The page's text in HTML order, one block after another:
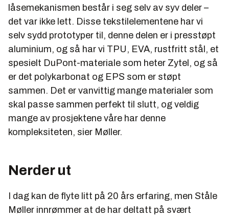
låsemekanismen består i seg selv av syv deler –
det var ikke lett. Disse tekstilelementene har vi
selv sydd prototyper til, denne delen er i presstøpt
aluminium, og så har vi TPU, EVA, rustfritt stål, et
spesielt DuPont-materiale som heter Zytel, og så
er det polykarbonat og EPS som er støpt
sammen. Det er vanvittig mange materialer som
skal passe sammen perfekt til slutt, og veldig
mange av prosjektene våre har denne
kompleksiteten, sier Møller.
Nerder ut
I dag kan de flyte litt på 20 års erfaring, men Ståle
Møller innrømmer at de har deltatt på svært